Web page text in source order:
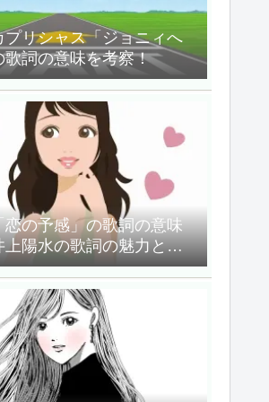
プリシャス「ジョニィへ
歌詞の意味を考察！
恋の予感」の歌詞の意味
上陽水の歌詞の魅力と